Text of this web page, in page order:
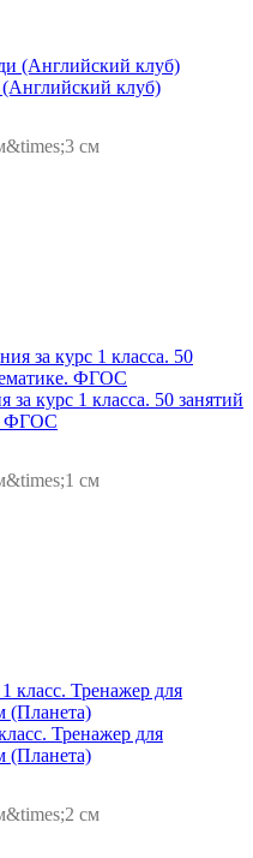
(Английский клуб)
см
курс 1 класса. 50 занятий
ФГОС
см
Тренажер для
(Планета)
см